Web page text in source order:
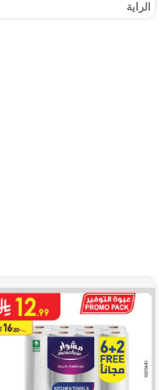
الراية